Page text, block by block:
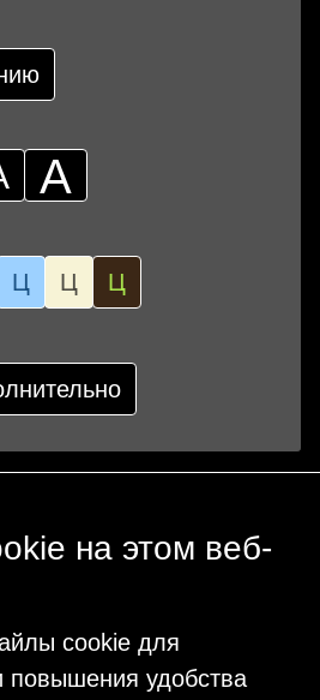
А
Ц Ц Ц
на этом веб-
cookie для
повышения удобства